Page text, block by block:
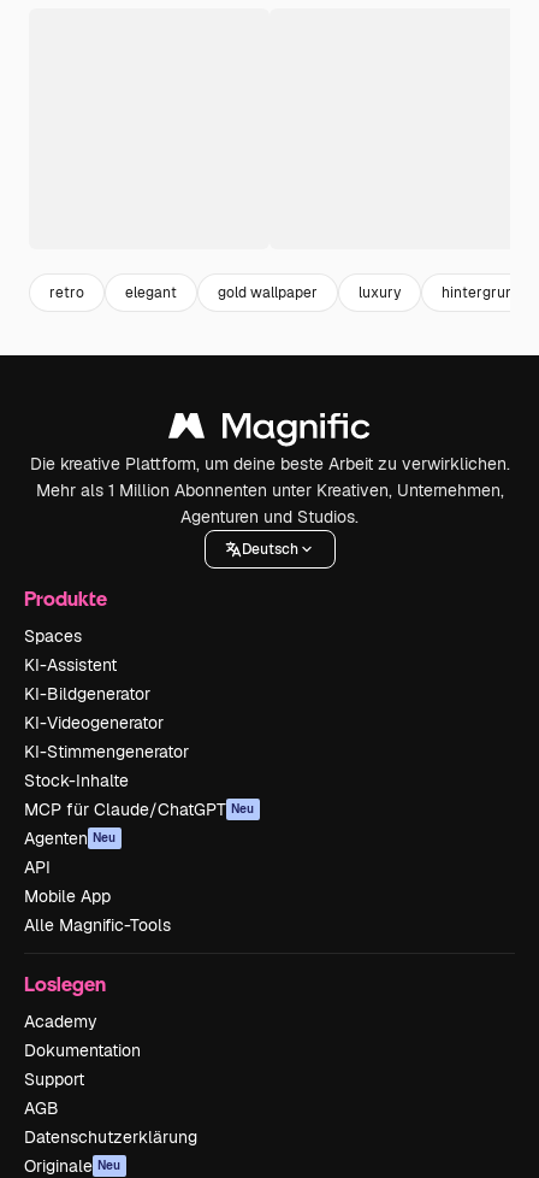
retro elegant gold wallpaper luxury hintergrund
Die kreative Plattform, um deine beste Arbeit zu verwirklichen.
Mehr als 1 Million Abonnenten unter Kreativen, Unternehmen,
Agenturen und Studios.
Deutsch
Produkte
Spaces
KI-Assistent
KI-Bildgenerator
KI-Videogenerator
KI-Stimmengenerator
Stock-Inhalte
MCP für Claude/ChatGPT Neu
Agenten Neu
API
Mobile App
Alle Magnific-Tools
Loslegen
Academy
Dokumentation
Support
AGB
Datenschutzerklärung
Originale Neu